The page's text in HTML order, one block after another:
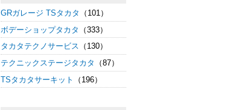
GRガレージ TSタカタ
（101）
ボデーショップタカタ
（333）
タカタテクノサービス （130）
テクニックステージタカタ
（87）
TSタカタサーキット
（196）